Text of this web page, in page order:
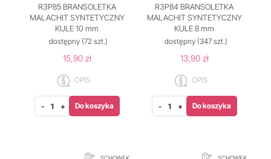
R3P85 BRANSOLETKA
MALACHIT SYNTETYCZNY
KULE 10 mm
dostępny (72 szt.)
15,90 zł
OPIS
- + Do koszyka
R3P84 BRANSOLETKA
MALACHIT SYNTETYCZNY
KULE 8 mm
dostępny(347 szt.)
13,90 zł
OPIS
- + Do koszyka